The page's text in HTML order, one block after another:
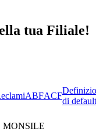
tua Filiale!
ABFACF
di default